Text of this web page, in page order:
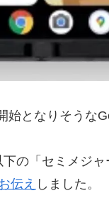
となりそうな
の「セミメジャ
伝え しました。